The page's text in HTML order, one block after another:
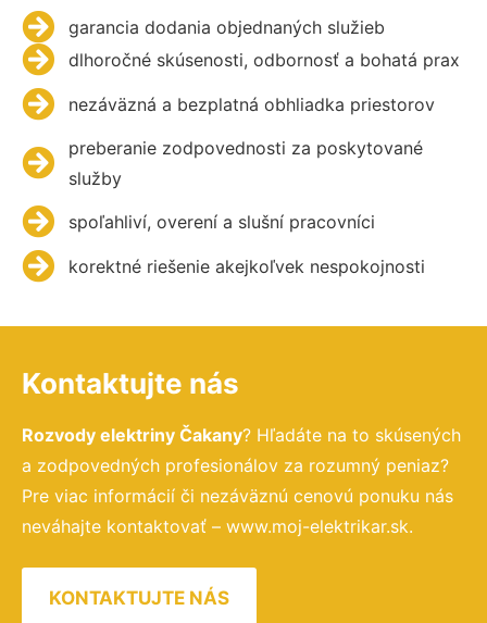
garancia dodania objednaných služieb
dlhoročné skúsenosti, odbornosť a bohatá prax
nezáväzná a bezplatná obhliadka priestorov
preberanie zodpovednosti za poskytované
služby
spoľahliví, overení a slušní pracovníci
korektné riešenie akejkoľvek nespokojnosti
Kontaktujte nás
Rozvody elektriny Čakany? Hľadáte na to skúsených
a zodpovedných profesionálov za rozumný peniaz?
Pre viac informácií či nezáväznú cenovú ponuku nás
neváhajte kontaktovať – www.moj-elektrikar.sk.
KONTAKTUJTE NÁS